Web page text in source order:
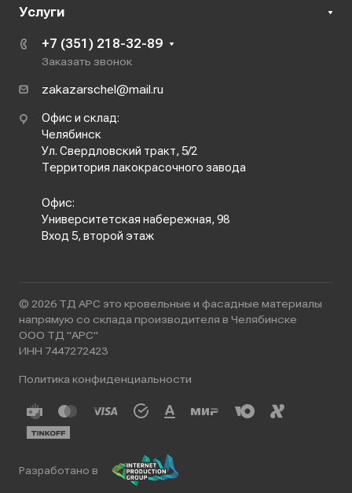
Услуги
+7 (351) 218-32-89
Заказать звонок
zakazarschel@mail.ru
Офис и склад:
Челябинск
Ул. Свердловский тракт, 5/2
Территория лакокрасочного завода
Офис:
Университетская набережная, 98
Вход 5, второй этаж
© 2026 ТД АРС это кровельные и фасадные материалы
напрямую со склада производителя в Челябинске
ООО ТД "АРС"
ИНН 7447272423
Политика конфиденциальности
Разработано в